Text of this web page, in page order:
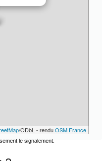
/ODbL - renduOSM France
le signalement.